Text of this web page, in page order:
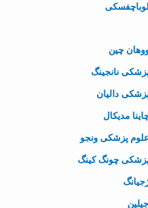
چین
نانجینگ
دالیان
مدیکال
پزشکی ونجو
پزشکی چونگ کینگ